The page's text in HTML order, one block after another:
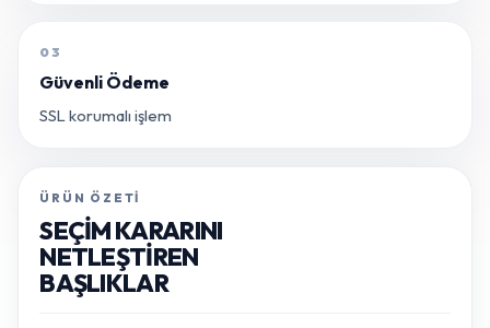
03
Güvenli Ödeme
SSL korumalı işlem
ÜRÜN ÖZETI
SEÇIM KARARINI
NETLEŞTIREN
BAŞLIKLAR